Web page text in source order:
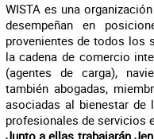
WISTA es una
desempeñan en
provenientes de todos los
la cadena de comercio
(agentes de carga),
también abogadas,
asociadas al bienestar
profesionales de servicios
Junto a ellas trabajarán